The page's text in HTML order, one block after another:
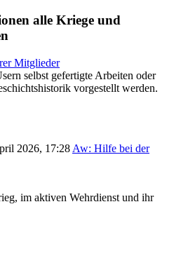
alle Kriege und
Mitglieder
selbst gefertigte Arbeiten oder
vorgestellt werden.
2026, 17:28 Aw: Hilfe bei der
im aktiven Wehrdienst und ihr